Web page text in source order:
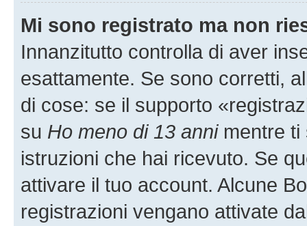
Mi sono registrato ma non
Innanzitutto controlla di aver
esattamente. Se sono corretti,
di cose: se il supporto
su Ho meno di 13 annimentre ti
istruzioni che hai ricevuto. Se
attivare il tuo account. Alcune
registrazioni vengano attivate